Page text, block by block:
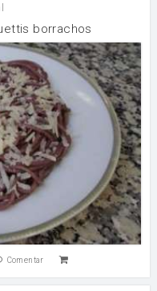
borrachos
Comentar